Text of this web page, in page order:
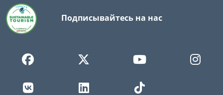
Подписывайтесь на нас